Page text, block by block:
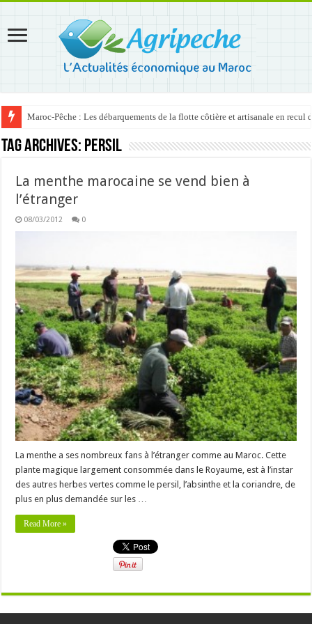
Maroc-Pêche : Les débarquements de la flotte côtière et artisanale en recul
Tag Archives: persil
La menthe marocaine se vend bien à
l’étranger
08/03/2012 0
La menthe a ses nombreux fans à l’étranger comme au Maroc. Cette
plante magique largement consommée dans le Royaume, est à l’instar
des autres herbes vertes comme le persil, l’absinthe et la coriandre, de
plus en plus demandée sur les …
Read More »